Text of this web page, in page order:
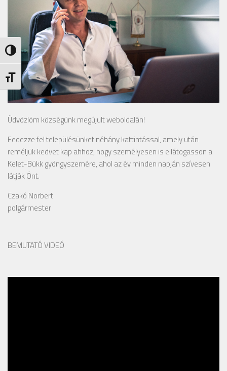
Nagy kontraszt váltása
Betűméret váltása
Üdvözlöm községünk megújult weboldalán!
Fedezze fel településünket néhány kattintással, amely után
reméljük kedvet kap ahhoz, hogy személyesen is ellátogasson a
Kelet-Bükk gyöngyszemére, ahol az év minden napján szívesen
látják Önt.
Czakó Norbert
polgármester
BEMUTATÓ VIDEÓ